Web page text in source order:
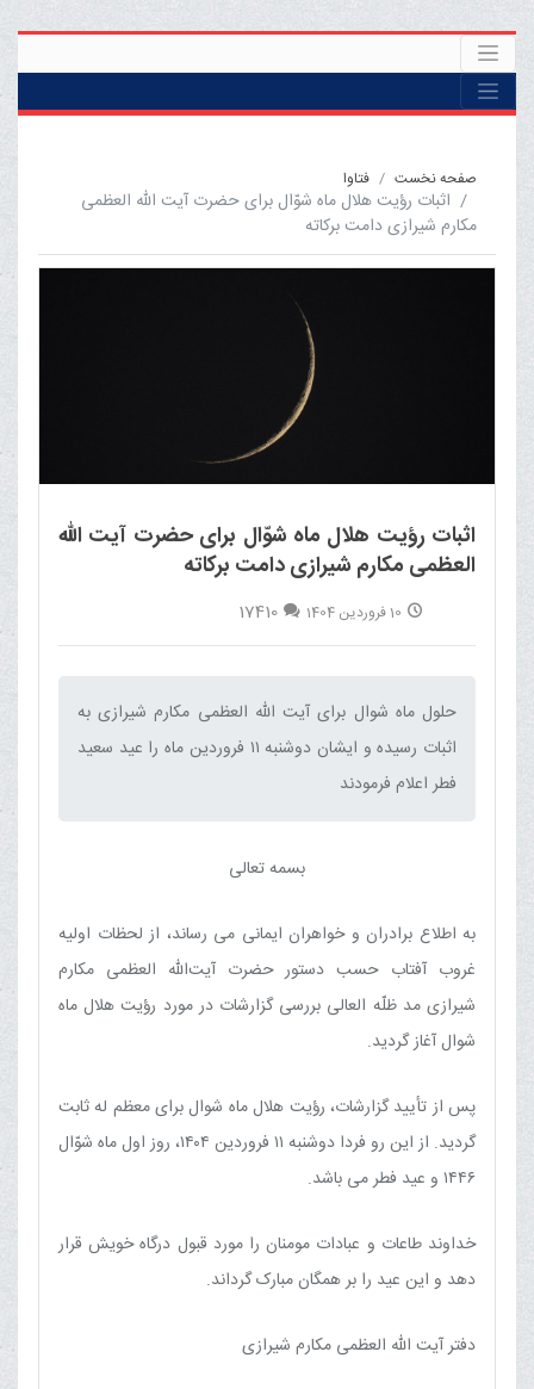
صفحه نخست فتاوا
اثبات رؤیت هلال ماه شوّال برای حضرت آیت الله العظمی
مکارم شیرازی دامت برکاته
اثبات رؤیت هلال ماه شوّال برای حضرت آیت الله
العظمی مکارم شیرازی دامت برکاته
10 فروردین 1404 17410
حلول ماه شوال برای آیت الله العظمی مکارم شیرازی به
اثبات رسیده و ایشان دوشنبه ١١ فروردین ماه را عید سعید
فطر اعلام فرمودند‌
بسمه تعالی
به اطلاع برادران و خواهران ایمانی می رساند، از لحظات اولیه
غروب آفتاب حسب دستور حضرت آیت‌الله العظمی مکارم
شیرازی مد ظلّه العالی بررسی گزارشات در مورد رؤیت هلال ماه
شوال آغاز گردید.
پس از تأیید گزارشات، رؤیت هلال ماه شوال برای معظم له ثابت
گردید. از این رو فردا دوشنبه ١١ فروردین ١۴٠۴، روز اول ماه شوّال
۱۴۴۶ و عید فطر می باشد.
خداوند طاعات و عبادات مومنان را مورد قبول درگاه خویش قرار
دهد و این عید را بر همگان مبارک گرداند.
دفتر آیت الله العظمی مکارم شیرازی